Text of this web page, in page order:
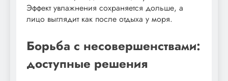
Эффект увлажнения сохраняется дольше, а
лицо выглядит как после отдыха у моря.
Борьба с несовершенствами:
доступные решения